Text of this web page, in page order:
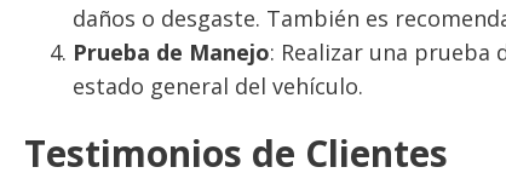
daños o desgaste. También es
Prueba de Manejo: Realizar una prueba
estado general del vehículo.
Testimonios de Clientes